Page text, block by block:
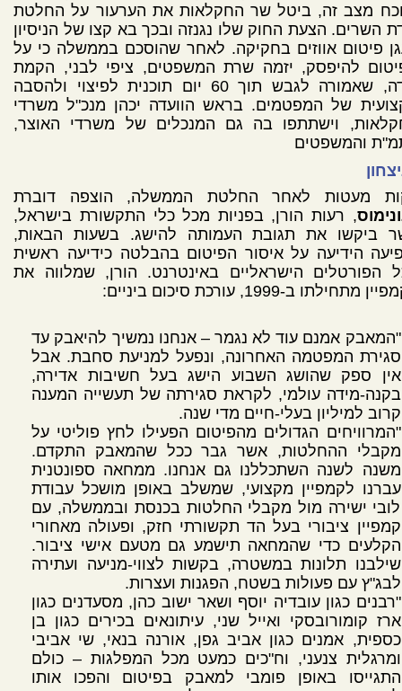
מצב זה, ביטל שר החקלאות את הערעור על החלטת
השרים. הצעת החוק שלו נגנזה ובכך בא קצו של הניסיון
פיטום אווזים בחקיקה. לאחר שהוסכם בממשלה כי על
להיפסק, יזמה שרת המשפטים, ציפי לבני, הקמת
ועדה, שאמורה לגבש תוך 60 יום תוכנית לפיצוי ולהסבה
של המפטמים. בראש הוועדה יכהן מנכ"ל משרדי
וישתתפו בה גם המנכלים של משרדי האוצר,
והמשפטים
מעטות לאחר החלטת הממשלה, הוצפה דוברת
, רעות הורן, בפניות מכל כלי התקשורת בישראל,
ביקשו את תגובת העמותה להישג. בשעות הבאות,
הידיעה על איסור הפיטום בהבלטה כידיעה ראשית
הפורטלים הישראליים באינטרנט. הורן, שמלווה את
מתחילתו ב-1999, עורכת סיכום ביניים:
"המאבק אמנם עוד לא נגמר – אנחנו נמשיך להיאבק עד
סגירת המפטמה האחרונה, ונפעל למניעת סחבת. אבל
אין ספק שהושג השבוע הישג בעל חשיבות אדירה,
בקנה-מידה עולמי, לקראת סגירתה של תעשייה המענה
קרוב למיליון בעלי-חיים מדי שנה.
"המרוויחים הגדולים מהפיטום הפעילו לחץ פוליטי על
מקבלי ההחלטות, אשר גבר ככל שהמאבק התקדם.
משנה לשנה השתכללנו גם אנחנו. ממחאה ספונטנית
עברנו לקמפיין מקצועי, שמשלב באופן מושכל עבודת
לובי ישירה מול מקבלי החלטות בכנסת ובממשלה, עם
קמפיין ציבורי בעל הד תקשורתי חזק, ופעולה מאחורי
הקלעים כדי שהמחאה תישמע גם מטעם אישי ציבור.
שילבנו תלונות במשטרה, בקשות לצווי-מניעה ועתירה
לבג"ץ עם פעולות בשטח, הפגנות ועצרות.
"רבנים כגון עובדיה יוסף ושאר ישוב כהן, מסעדנים כגון
ארז קומורובסקי ואייל שני, עיתונאים בכירים כגון בן
כספית, אמנים כגון אביב גפן, אורנה בנאי, שי אביבי
ומרגלית צנעני, וח"כים כמעט מכל המפלגות – כולם
התגייסו באופן פומבי למאבק בפיטום והפכו אותו